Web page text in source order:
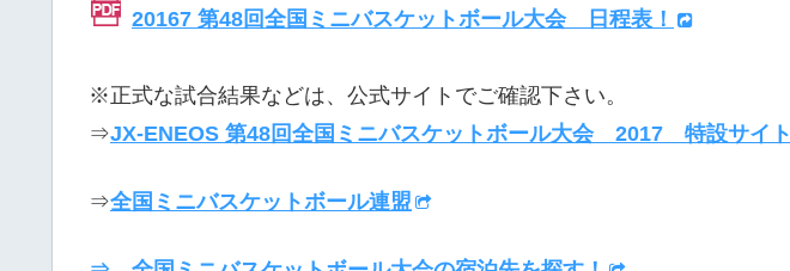
20167 第48回全国ミニバスケットボール大会 日程表！
※正式な試合結果などは、公式サイトでご確認下さい。
⇒JX-ENEOS 第48回全国ミニバスケットボール大会 2017 特設サイト
⇒全国ミニバスケットボール連盟